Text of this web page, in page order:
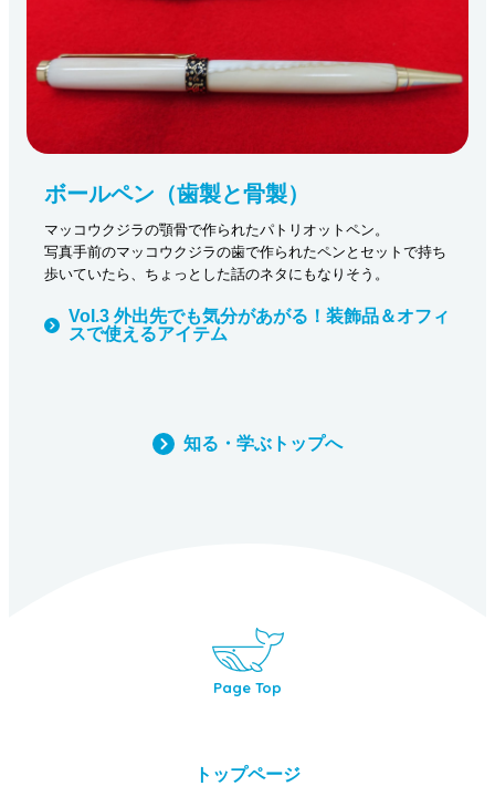
ボールペン（歯製と骨製）
マッコウクジラの顎骨で作られたパトリオットペン。
写真手前のマッコウクジラの歯で作られたペンとセットで持ち
歩いていたら、ちょっとした話のネタにもなりそう。
Vol.3 外出先でも気分があがる！装飾品＆オフィ
スで使えるアイテム
知る・学ぶトップへ
Page Top
トップページ